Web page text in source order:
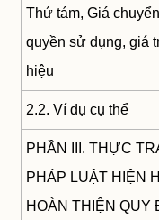
Thứ tám, Giá
quyền sử dụng, giá
hiệu
2.2. Ví dụ cụ thể
PHẦN III. THỰC
PHÁP LUẬT HIỆN
HOÀN THIỆN QUY